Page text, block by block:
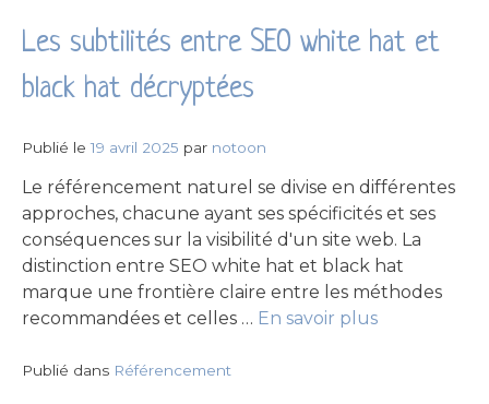
Les subtilités entre SEO white hat et
black hat décryptées
Publié le19 avril 2025 par notoon
Le référencement naturel se divise en différentes
approches, chacune ayant ses spécificités et ses
conséquences sur la visibilité d'un site web. La
distinction entre SEO white hat et black hat
marque une frontière claire entre les méthodes
recommandées et celles … En savoir plus
Publié dans Référencement